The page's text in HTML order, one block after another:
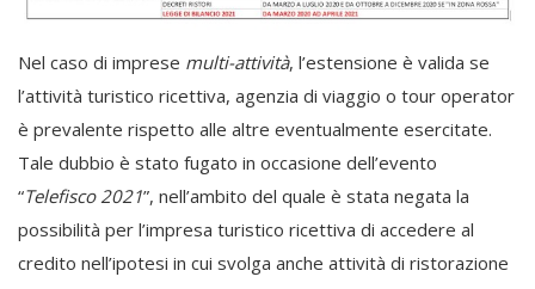
Nel caso di imprese multi-attività, l’estensione è valida se
l’attività turistico ricettiva, agenzia di viaggio o tour operator
è prevalente rispetto alle altre eventualmente esercitate.
Tale dubbio è stato fugato in occasione dell’evento
“Telefisco 2021”, nell’ambito del quale è stata negata la
possibilità per l’impresa turistico ricettiva di accedere al
credito nell’ipotesi in cui svolga anche attività di ristorazione